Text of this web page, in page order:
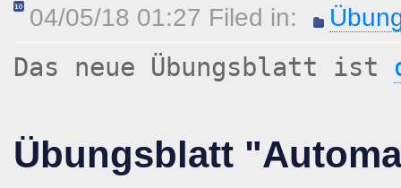
04/05/18 01:27 Filed in:
Das neue Übungsblatt ist
Übungsblatt